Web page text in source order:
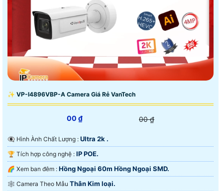
✨ VP-I4896VBP-A Camera Giá Rẻ VanTech
00 ₫ 00 ₫
👁️‍🗨 Hình Ành Chất Lượng : Ultra 2k .
🏆 Tích hợp công nghệ : IP POE.
🌈 Xem ban đêm : Hồng Ngoại 60m Hồng Ngoại SMD.
🕸️ Camera Theo Mẫu Thân Kim loại.